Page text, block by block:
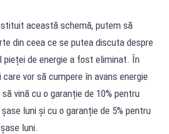
această schemă, putem să
din ceea ce se putea discuta despre
de energie a fost eliminat. În
vor să cumpere în avans energie
vină cu o garanție de 10% pentru
luni și cu o garanție de 5% pentru
luni.